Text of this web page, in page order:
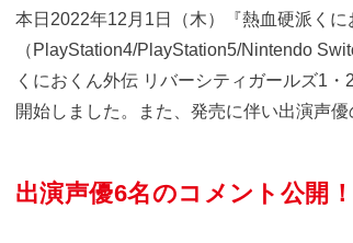
本日2022年12月1日（木）『熱血硬派くに
（PlayStation4/PlayStation5/Nintendo
くにおくん外伝 リバーシティガールズ1
開始しました。また、発売に伴い出演声優
出演声優6名のコメント公開！